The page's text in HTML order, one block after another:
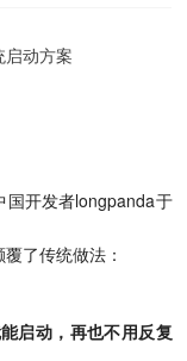
动方案
国开发者longpanda于
了传统做法：
启动，再也不用反复